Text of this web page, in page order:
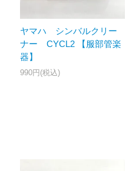
ヤマハ シンバルクリー
ナー CYCL2 【服部管楽
器】
990円(税込)